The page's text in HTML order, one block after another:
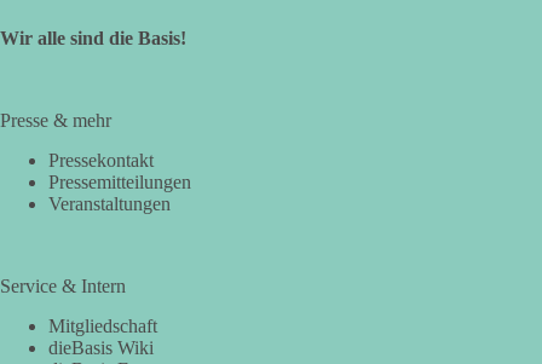
Wir alle sind die Basis!
Presse & mehr
Pressekontakt
Pressemitteilungen
Veranstaltungen
Service & Intern
Mitgliedschaft
dieBasis Wiki